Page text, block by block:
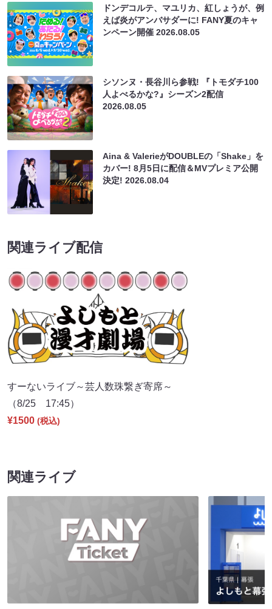
ドンデコルテ、マユリカ、紅しょうが、例
えば炎がアンバサダーに! FANY夏のキャ
ンペーン開催2026.08.05
シソンヌ・長谷川ら参戦! 『トモダチ100
人よべるかな?』シーズン2配信
2026.08.05
Aina & ValerieがDOUBLEの「Shake」を
カバー! 8月5日に配信＆MVプレミア公開
決定!2026.08.04
関連ライブ配信
すーないライブ～芸人数珠繋ぎ寄席～
（8/25 17:45）
¥1500 (税込)
関連ライブ